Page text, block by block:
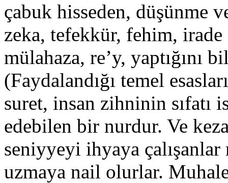
çabuk hisseden, düşünme
zeka, tefekkür, fehim, irade
mülahaza, re’y, yaptığını
(Faydalandığı temel
suret, insan zihninin sıfatı
edebilen bir nurdur. Ve
seniyyeyi ihyaya
uzmaya nail olurlar.